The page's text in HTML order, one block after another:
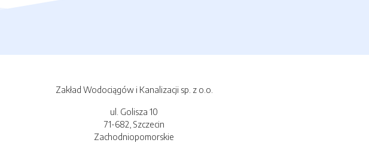
Zakład Wodociągów i Kanalizacji sp. z o.o.
ul. Golisza 10
71-682, Szczecin
Zachodniopomorskie